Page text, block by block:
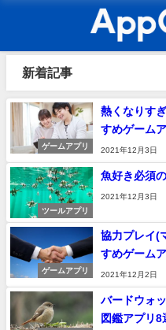
新着記事
ゲームアプリ
熱くなりす
すめゲーム
2021年12月3日
ツールアプリ
魚好き必須
2021年12月3日
ゲームアプリ
協力プレイ(
すめゲーム
2021年12月2日
バードウォ
図鑑アプリ8